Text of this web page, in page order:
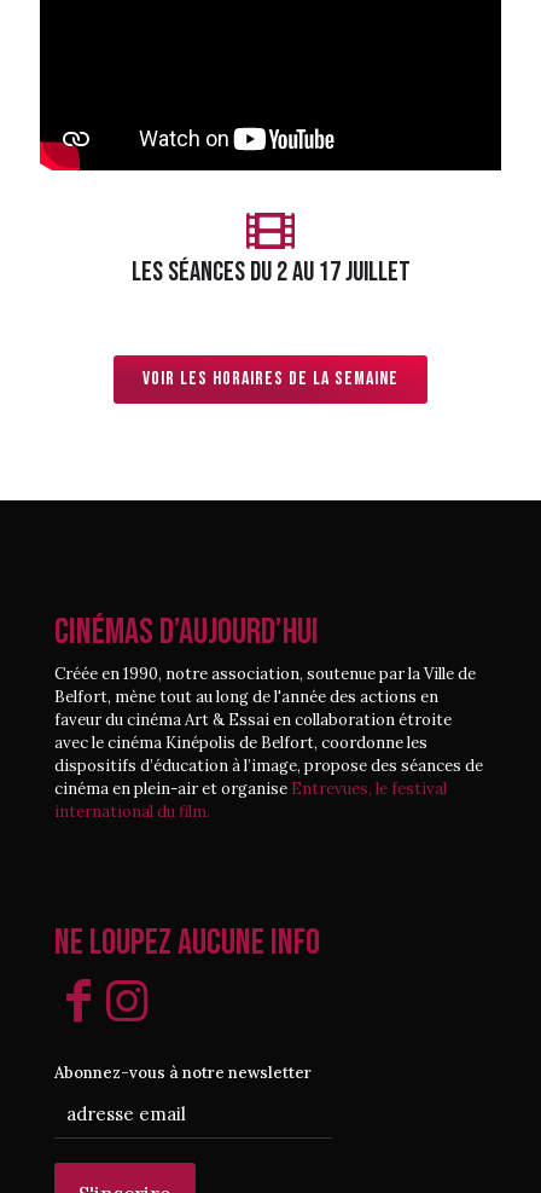
LES séances du 2 AU 17 JUILLET
Voir les horaires de la semaine
CINÉMAS D’AUJOURD’HUI
Créée en 1990, notre association, soutenue par la Ville de
Belfort, mène tout au long de l'année des actions en
faveur du cinéma Art & Essai en collaboration étroite
avec le cinéma Kinépolis de Belfort, coordonne les
dispositifs d’éducation à l’image, propose des séances de
cinéma en plein-air et organise Entrevues, le festival
international du film.
Ne loupez aucune info
Abonnez-vous à notre newsletter